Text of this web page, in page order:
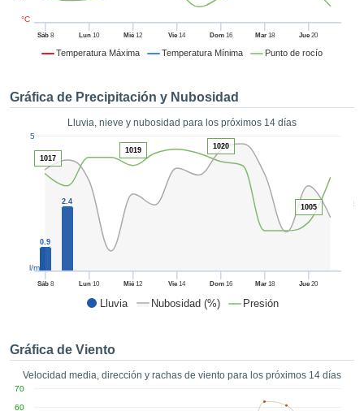
basada
nuestra
sin coste.
de todas
ya sean
nuestros
así como
un perfil
para
ACEPTAR
CONTINUAR
Temperatura Máxima Temperatura Mínima Punto de rocío
Sáb8 Lun 10 Mié 12 Vie 14 Dom16 Mar18 Jue 20
°C
Gráfica de Precipitación y Nubosidad
Lluvia, nieve y nubosidad para los próximos 14 días
Lluvia Nubosidad (%) Presión
50
Sáb8 Lun 10 Mié 12 Vie 14 Dom16 Mar18 Jue 20
5
l/m²
0.9
2.4
1017
1019 1020
1005
Gráfica de Viento
Velocidad media, dirección y rachas de viento para los próximos 14 días
60
70